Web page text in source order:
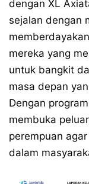
dengan XL
sejalan dengan
mereka yang
untuk bangkit
masa depan
Dengan
membuka
perempuan
dalam